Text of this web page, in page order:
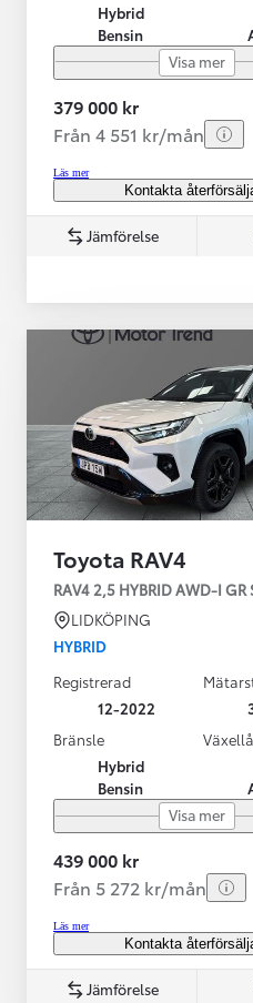
Nya Corolla Cross
Från 360 900 kr
Från 3 548 kr/mån
Easy Billån
Toyota GR Supra
BENSIN
Hybrid
Bensin
Visa mer
379 000 kr
Från 4 551 kr/mån
Läs mer
Kontakta
Jämförelse
Toyota RAV4
RAV4 2,5 HYBRID AWD-I GR
LIDKÖPING
HYBRID
Registrerad
12-2022
Bränsle
Hybrid
Bensin
Visa mer
439 000 kr
Från 5 272 kr/mån
Läs mer
Kontakta
Jämförelse